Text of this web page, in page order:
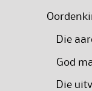
Die
God
Die